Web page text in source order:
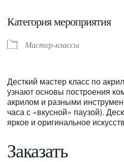
Категория мероприятия
Мастер-классы
Десткий мастер класс по
узнают основы построения
акрилом и разными
часа с «вкусной» паузой).
яркое и оригинальное
Заказать